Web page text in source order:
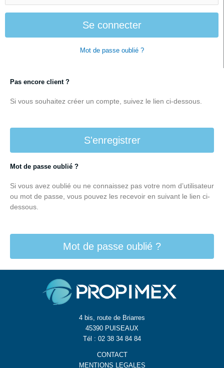
Se connecter
Mot de passe oublié ?
Pas encore client ?
Si vous souhaitez créer un compte, suivez le lien ci-dessous.
S'enregistrer
Mot de passe oublié ?
Si vous avez oublié ou ne connaissez pas votre nom d’utilisateur
ou mot de passe, vous pouvez les recevoir en suivant le lien ci-
dessous.
Mot de passe oublié ?
4 bis, route de Briarres
45390 PUISEAUX
Tél : 02 38 34 84 84
CONTACT
MENTIONS LEGALES